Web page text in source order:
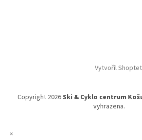
Vytvořil Shoptet
Copyright 2026Ski & Cyklo centrum
vyhrazena.
×